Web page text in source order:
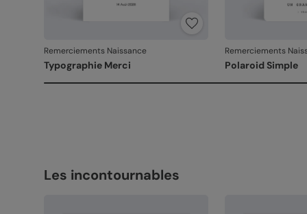
Remerciements Naissance
Typographie Merci
Remerciements
Polaroid Simple
Les incontournables